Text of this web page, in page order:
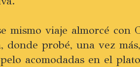
mismo viaje almorcé con
donde probé, una vez
acomodadas en el